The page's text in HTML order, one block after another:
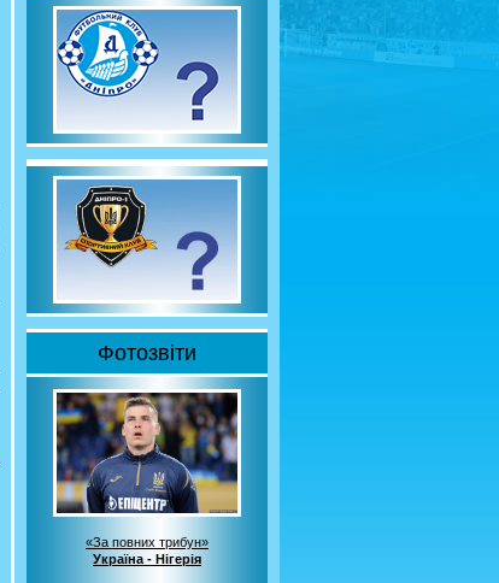
Фотозвіти
«За повних трибун»
Україна - Нігерія